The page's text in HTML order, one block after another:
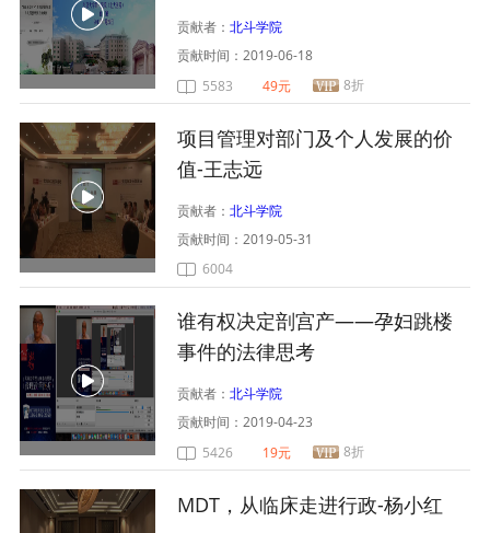
贡献者：北斗学院
贡献时间：2019-06-18
5583
49元 8折
项目管理对部门及个人发展的价
值-王志远
贡献者：北斗学院
贡献时间：2019-05-31
6004
谁有权决定剖宫产——孕妇跳楼
事件的法律思考
贡献者：北斗学院
贡献时间：2019-04-23
5426
19元 8折
MDT，从临床走进行政-杨小红